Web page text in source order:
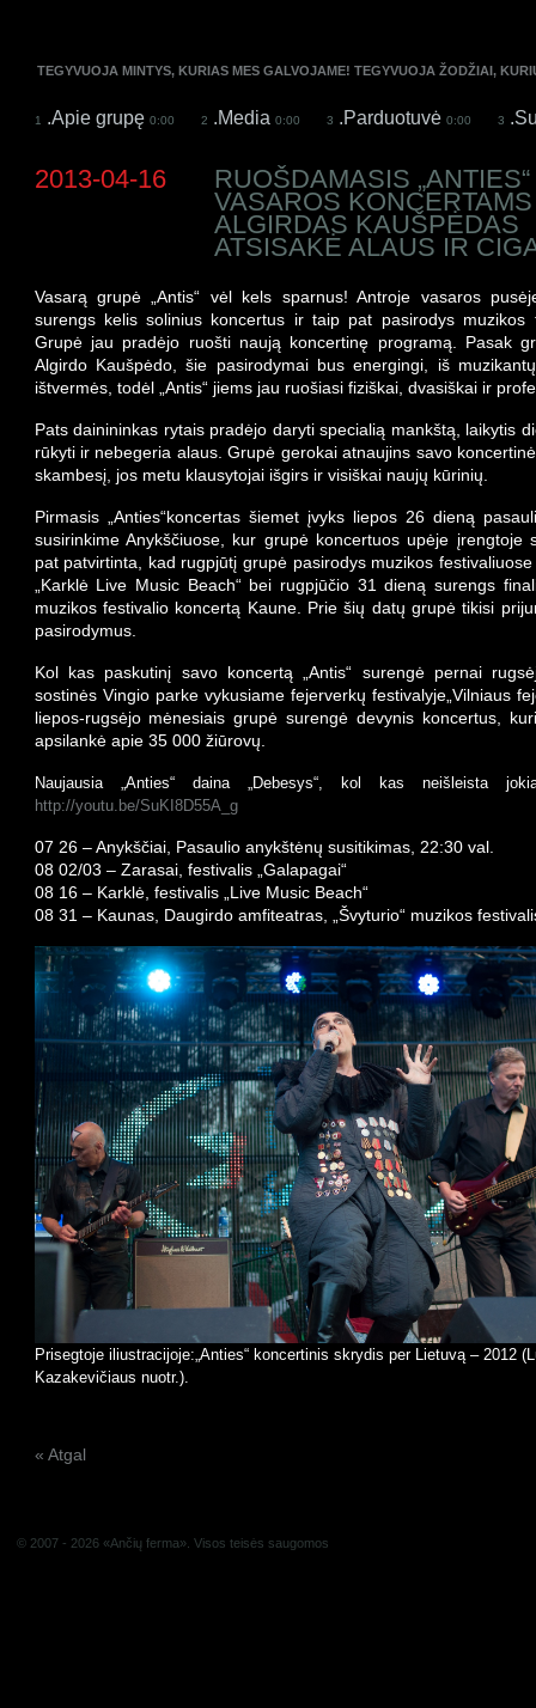
TEGYVUOJA MINTYS, KURIAS MES GALVOJAME! TEGYVUOJA ŽODŽIAI,
1 .Apie grupę 0:00 2 .Media 0:00 3 .Parduotuvė 0:00 3
2013-04-16 RUOŠDAMASIS „ANTIES“
VASAROS KONCERTAMS
ALGIRDAS KAUŠPĖDAS
ATSISAKĖ ALAUS IR
Vasarągrupė „Antis“ vėl kels sparnus! Antroje vasaros
surengs kelis solinius koncertus ir taip pat pasirodys muzikos
Grupė jau pradėjo ruošti naują koncertinę programą. Pasak
Algirdo Kaušpėdo, šie pasirodymai bus energingi, iš
ištvermės, todėl „Antis“ jiems jau ruošiasi fiziškai, dvasiškai ir
Pats dainininkas rytais pradėjo daryti specialią mankštą, laikytis
rūkyti ir nebegeria alaus.Grupė gerokai atnaujins savo
skambesį, jos metu klausytojai išgirs ir visiškai naujų kūrinių.
Pirmasis „Anties“koncertas šiemet įvyks liepos 26 dieną
susirinkime Anykščiuose, kur grupė koncertuos upėje įrengtoje
pat patvirtinta, kad rugpjūtį grupė pasirodys muzikos festivaliuose
„Karklė Live Music Beach“ bei rugpjūčio 31dieną surengs
muzikos festivalio koncertą Kaune. Prie šių datų grupė tikisi
pasirodymus.
Kol kas paskutinį savo koncertą „Antis“ surengė pernai
sostinės Vingio parke vykusiame fejerverkų festivalyje„Vilniaus
liepos-rugsėjo mėnesiais grupė surengė devynis koncertus,
apsilankė apie 35 000 žiūrovų.
Naujausia „Anties“ daina „Debesys“, kol kas neiš leista
http://youtu.be/SuKI8D55A_g
07 26 – Anykščiai, Pasaulio anykštėnų susitikimas, 22:30 val.
08 02/03 – Zarasai, festivalis „Galapagai“
08 16 – Karklė, festivalis „Live Music Beach“
08 31 – Kaunas, Daugirdo amfiteatras, „Švyturio“ muzikos
Prisegtoje iliustracijoje:„Anties“ koncertinis skrydis per Lietuvą – 2012
Kazakevičiaus nuotr.).
« Atgal
© 2007 - 2026 «Ančių ferma». Visos teisės saugomos